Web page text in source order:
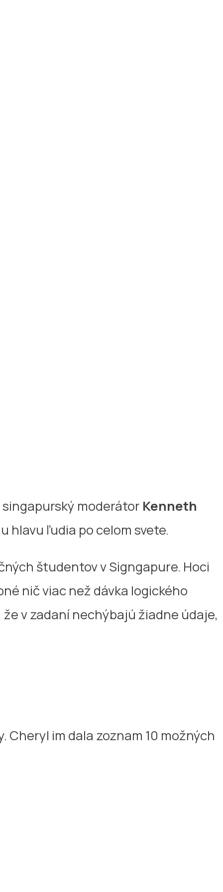
moderátor Kenneth
hlavu ľudia po celom svete.
študentov v Signgapure. Hoci
nič viac než dávka logického
v zadaní nechýbajú žiadne údaje,
im dala zoznam 10 možných